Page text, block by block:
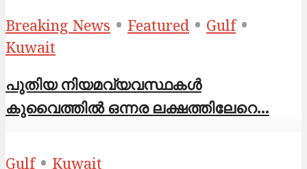
Breaking News • Featured • Gulf •
Kuwait
പുതിയ നിയമവ്യവസ്ഥകൾ
കുവൈത്തിൽ ഒ​ന്ന​ര ല​ക്ഷ​ത്തി​ലേ​റെ...